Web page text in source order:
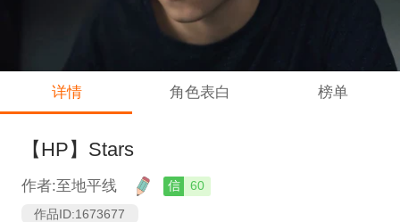
详情 角色表白 榜单
【HP】Stars
作者:至地平线 信
60
作品ID:1673677